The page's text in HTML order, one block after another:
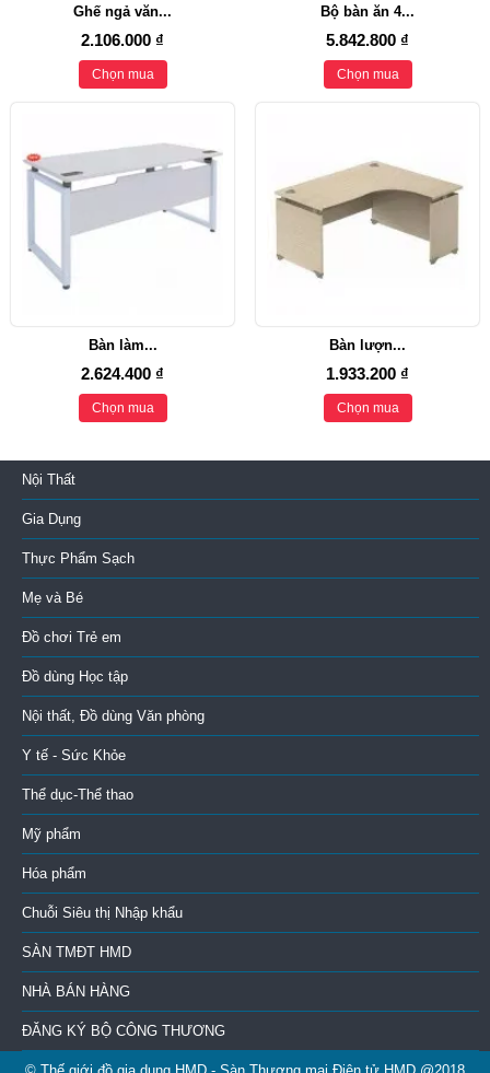
Ghế ngả văn...
2.106.000 ₫
Chọn mua
Bộ bàn ăn 4...
5.842.800 ₫
Chọn mua
Bàn làm...
2.624.400 ₫
Chọn mua
Bàn lượn...
1.933.200 ₫
Chọn mua
Nội Thất
Gia Dụng
Thực Phẩm Sạch
Mẹ và Bé
Đồ chơi Trẻ em
Đồ dùng Học tập
Nội thất, Đồ dùng Văn phòng
Y tế - Sức Khỏe
Thể dục-Thể thao
Mỹ phẩm
Hóa phẩm
Chuỗi Siêu thị Nhập khẩu
SÀN TMĐT HMD
NHÀ BÁN HÀNG
ĐĂNG KÝ BỘ CÔNG THƯƠNG